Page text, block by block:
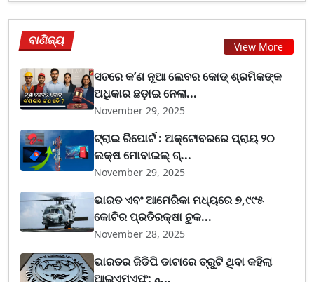
ବାଣିଜ୍ୟ View More
ସତରେ କ’ଣ ନୂଆ ଲେବର କୋଡ୍‌ ଶ୍ରମିକଙ୍କ
ଅଧିକାର ଛଡ଼ାଇ ନେଲା...
November 29, 2025
ଟ୍ରାଇ ରିପୋର୍ଟ : ଅକ୍ଟୋବରରେ ପ୍ରାୟ ୨୦
ଲକ୍ଷ ମୋବାଇଲ୍ ଗ୍...
November 29, 2025
ଭାରତ ଏବଂ ଆମେରିକା ମଧ୍ୟରେ ୭,୯୯୫
କୋଟିର ପ୍ରତିରକ୍ଷା ଚୁକ...
November 28, 2025
ଭାରତର ଜିଡିପି ଡାଟାରେ ତ୍ରୁଟି ଥିବା କହିଲା
ଆଇଏମଏଫ୍‌: ନ୍...